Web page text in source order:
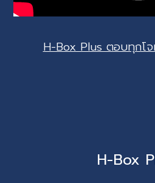
H-Box Plus ตอบทุกโ
H-Box